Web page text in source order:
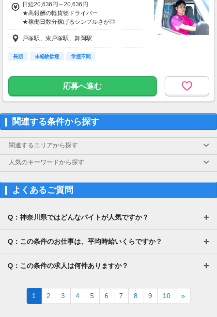
日給20,636円～20,636円
★高報酬の軽貨物ドライバー
★稼働日数分稼げるシンプルさが◎
しかも…
・加盟金⇒0円！
・斡旋料⇒0円！
だから【最大月45万近く】の報酬も！！
ΛΛΛΛΛΛΛΛΛΛΛ
※事務管理料(1万円/月)のみ、
お支払いいただきます
セール期間の稼働は、
戸塚駅、東戸塚駅、舞岡駅
長期 未経験歓迎 学歴不問
応募へ進む
関連する条件から探す
関連するエリアから探す
人気のキーワードから探す
よくあるご質問
Q：神奈川県ではどんなバイトが人気ですか？
Q：この条件のお仕事は、平均時給いくらですか？
Q：この条件の求人は何件ありますか？
1 2 3 4 5 6 7 8 9 10 »Next